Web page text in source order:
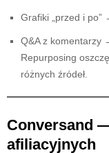
Grafiki „przed i po”
Q&A z komentarzy
Repurposing
różnych źródeł.
Conversand
afiliacyjnych